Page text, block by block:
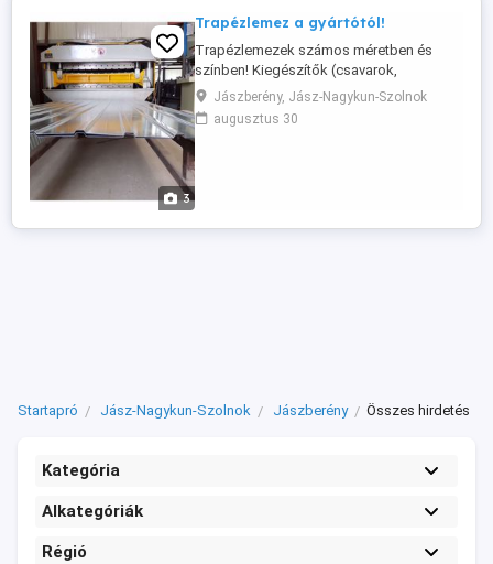
3
Trapézlemez a gyártótól!
Trapézlemezek számos méretben és
színben! Kiegészítők (csavarok,
szegélyek). Jöjjön el és nézze meg mire
van szüksége! Trapézlemez fehér, vörös
(RAL3009), zöld (RAL6020), tégla vörös
Jászberény, Jász-Nagykun-Szolnok
augusztus 30
Startapró Jász-Nagykun-Szolnok Jászberény Összes hirdetés
Kategória
Alkategóriák
Régió